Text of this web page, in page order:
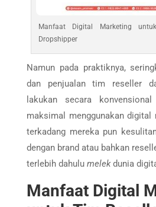
Manfaat Digital Marketing
Dropshipper
Namun pada praktiknya,
dan penjualan tim reseller
lakukan secara
maksimal menggunakan digital
terkadang mereka pun
dengan brand atau bahkan
terlebih dahulu melekdunia
Manfaat Digital